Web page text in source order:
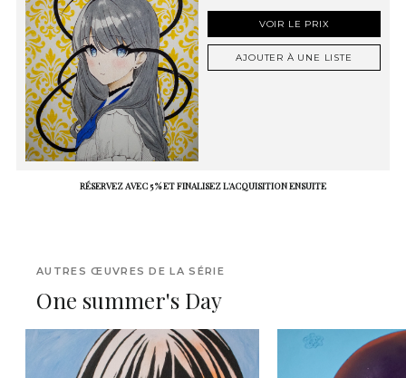
VOIR LE PRIX
AJOUTER À UNE LISTE
RÉSERVEZ AVEC 5 % ET FINALISEZ L'ACQUISITION ENSUITE
AUTRES ŒUVRES DE LA SÉRIE
One summer's Day